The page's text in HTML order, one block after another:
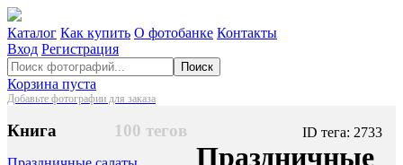
Каталог Как купить О фотобанке Контакты
Вход Регистрация
Поиск
Корзина пуста
Добавьте фотографии для заказа
100 тегов
Книга ID тега: 2733
Праздничные